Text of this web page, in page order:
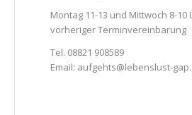
Montag 11-13 und Mittwoch 8-10
vorheriger Terminvereinbarung
Tel. 08821 908589
Email: aufgehts@lebenslust-